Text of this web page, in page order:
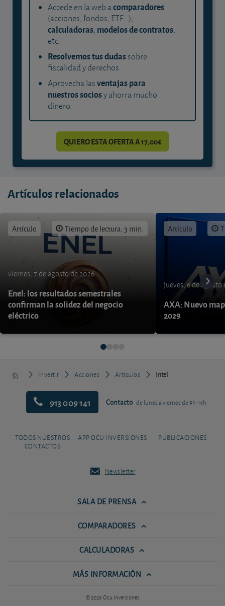
Accede en la web acomparadores
(acciones, fondos, ETF...),
calculadoras, modelos de contratos,
etc.
Resolvemos tus dudassobre
fiscalidad y derechos.
Aprovecha lasventajas para
nuestros sociosy ahorra mucho
dinero.
QUIERO ESTA OFERTA A 17,00€
Artículos relacionados
Artículo Tiempo de lectura: 3 min.
viernes, 7 de agosto de 2026
Enel: los resultados semestrales
confirman la solidez del negocio
eléctrico
Artículo
jueves, 6 de agosto
AXA: Nuevo
2029
Invertir Acciones Artículos Intel
913 009 141 Contacto de lunes a viernes de 9h-14h
TODOS NUESTROS
CONTACTOS
APP OCU INVERSIONES PUBLICACIONES
Newsletter
SALA DE PRENSA
COMPARADORES
CALCULADORAS
MÁS INFORMACIÓN
© 2026 Ocu Inversiones